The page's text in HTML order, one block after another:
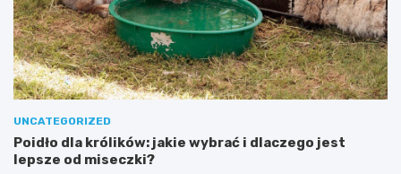
UNCATEGORIZED
Poidło dla królików: jakie wybrać i dlaczego jest
lepsze od miseczki?